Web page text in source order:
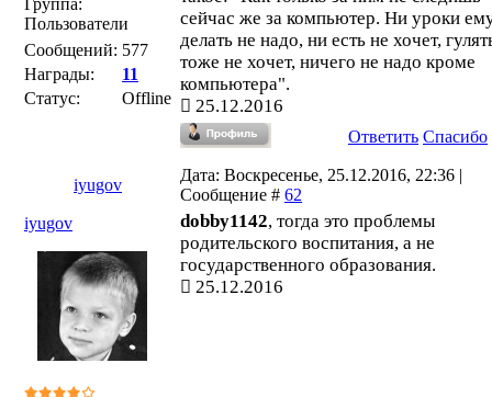
Группа:
Пользователи
Сообщений: 577
Награды:
11
Статус:
Offline
сейчас же за компьютер. Ни уроки
делать не надо, ни есть не хочет,
тоже не хочет, ничего не надо кроме
компьютера".
25.12.2016
Ответить Спасибо
iyugov
Дата: Воскресенье, 25.12.2016, 22:36 |
Сообщение # 62
iyugov
dobby1142, тогда это проблемы
родительского воспитания, а не
государственного образования.
25.12.2016